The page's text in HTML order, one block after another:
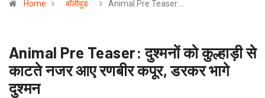
Home बॉलीवुड Animal Pre Teaser:…
Animal Pre Teaser: दुश्मनों को कुल्हाड़ी से
काटते नजर आए रणबीर कपूर, डरकर भागे
दुश्मन